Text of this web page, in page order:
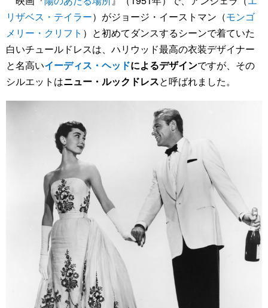
リザベス・テイラー）がジョージ・イーストマン（モンゴ
メリー・クリフト ）と初めてダンスするシーンで着ていた
白いチュールドレスは、ハリウッド最高の衣装デザイナー
と名高いイーディス・ヘッドによるデザインですが、その
シルエットはニュー・ルックドレスと呼ばれました。